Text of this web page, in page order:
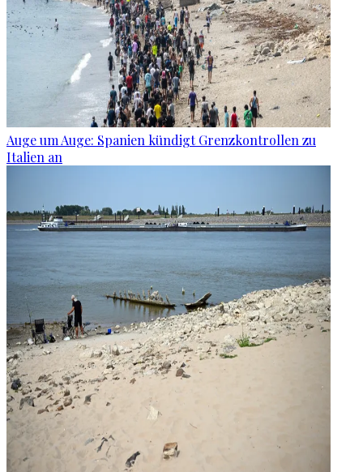
Auge um Auge: Spanien kündigt Grenzkontrollen zu
Italien an